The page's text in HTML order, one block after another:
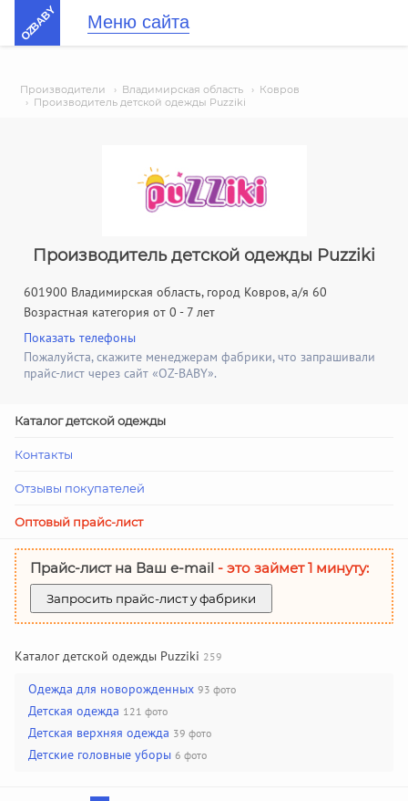
OZBABY Меню сайта
Производители › Владимирская область › Ковров
› Производитель детской одежды Puzziki
Производитель детской одежды Puzziki
601900 Владимирская область, город Ковров, а/я 60
Возрастная категория от 0 - 7 лет
Показать телефоны
Пожалуйста, скажите менеджерам фабрики, что запрашивали
прайс-лист через сайт «OZ-BABY».
Каталог детской одежды
Контакты
Отзывы покупателей
Оптовый прайс-лист
Прайс-лист на Ваш е-mail - это займет 1 минуту:
Запросить прайс-лист у фабрики
Каталог детской одежды Puzziki 259
Одежда для новорожденных 93 фото
Детская одежда 121 фото
Детская верхняя одежда 39 фото
Детские головные уборы 6 фото